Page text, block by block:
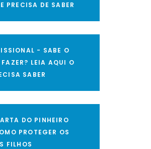
PRECISA DE SABER
- SABE O
FAZER? LEIA AQUI O
SABER
DO PINHEIRO
PROTEGER OS
FILHOS